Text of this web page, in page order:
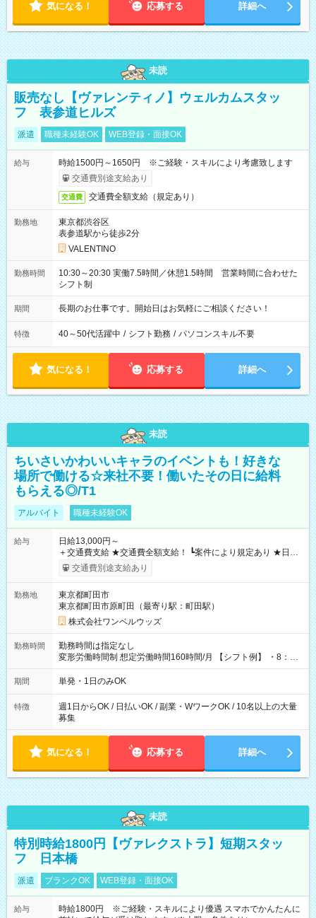
気になる！ 応募する 詳細へ
未読
販売なし【ヴァレンティノ】ウェルカムスタッ
フ 表参道ヒルズ
派遣 職種未経験OK WEB登録・面接OK
給与
時給1500円～1650円 ※ご経験・スキルにより考慮致します
交通費別途支給あり
交通費 交通費全額支給（規定あり）
勤務地
東京都渋谷区
表参道駅から徒歩2分
VALENTINO
勤務時間
10:30～20:30 実働7.5時間／休憩1.5時間 営業時間に合わせた
シフト制
期間 長期のお仕事です。開始日はお気軽にご相談ください！
特徴 40～50代活躍中 / シフト勤務 / パソコンスキル不要
気になる！ 応募する 詳細へ
未読
ちいさいかわいいキャラのイベントも！好きな
場所で働ける☆来社不要！働いたその日に給料
もらえる◎/T1
アルバイト 職種未経験OK
給与
日給13,000円～
＋交通費支給 ★交通費全額支給！ ┗案件により規定あり ★日払
いOK！（規定あり） ┗働いたその日に現金GET♪ お仕事後はコ
ンビニATMから 日払い分を引き落とせます！ 【試用期間】試
交通費別途支給あり
勤務地
東京都町田市
東京都町田市原町田（最寄り駅：町田駅）
株式会社ワンベルウッズ
勤務時間
勤務時間は指定なし
変形労働時間制 想定労働時間160時間/月 【シフト例】 ・8：00
～21：00
期間 単発・1日のみOK
特徴
週1日からOK / 日払いOK / 副業・WワークOK / 10名以上の大量
募集
気になる！ 応募する 詳細へ
未読
特別時給1800円【ヴァレクストラ】短期スタッ
フ 日本橋
派遣 ブランクOK WEB登録・面接OK
給与
時給1800円 ※ご経験・スキルにより優遇 スマホでかんたんに